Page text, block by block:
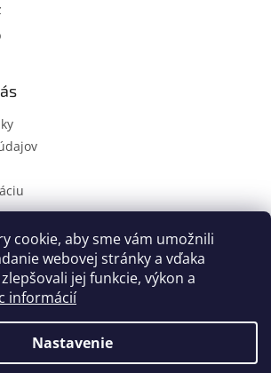
cookie, aby sme vám umožnili
webovej stránky a vďaka
jej funkcie, výkon a
informácií
Nastavenie
Kontakty Novinky
Vytvoril Shoptet